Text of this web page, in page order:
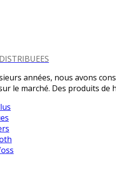
années, nous avons
le marché. Des produits de